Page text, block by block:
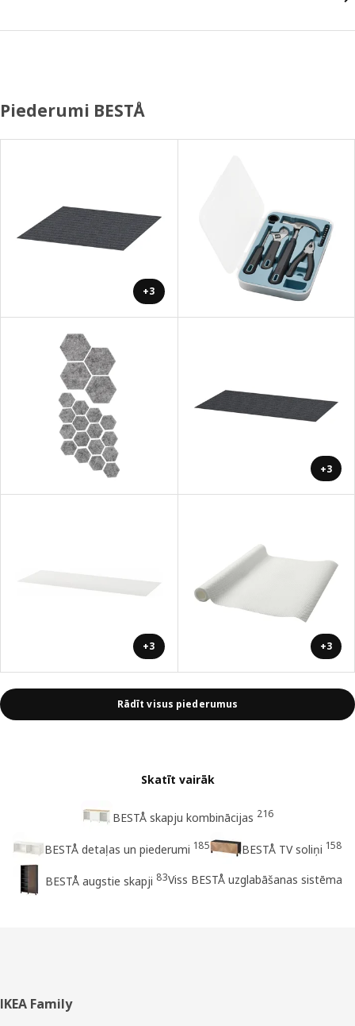
Piederumi BESTÅ
+3
+3
+3 +3
Rādīt visus piederumus
Skatīt vairāk
BESTÅ skapju kombinācijas 216
BESTÅ detaļas un piederumi 185 BESTÅ TV soliņi 158
BESTÅ augstie skapji 83Viss BESTÅ uzglabāšanas sistēma
Kājene
IKEA Family